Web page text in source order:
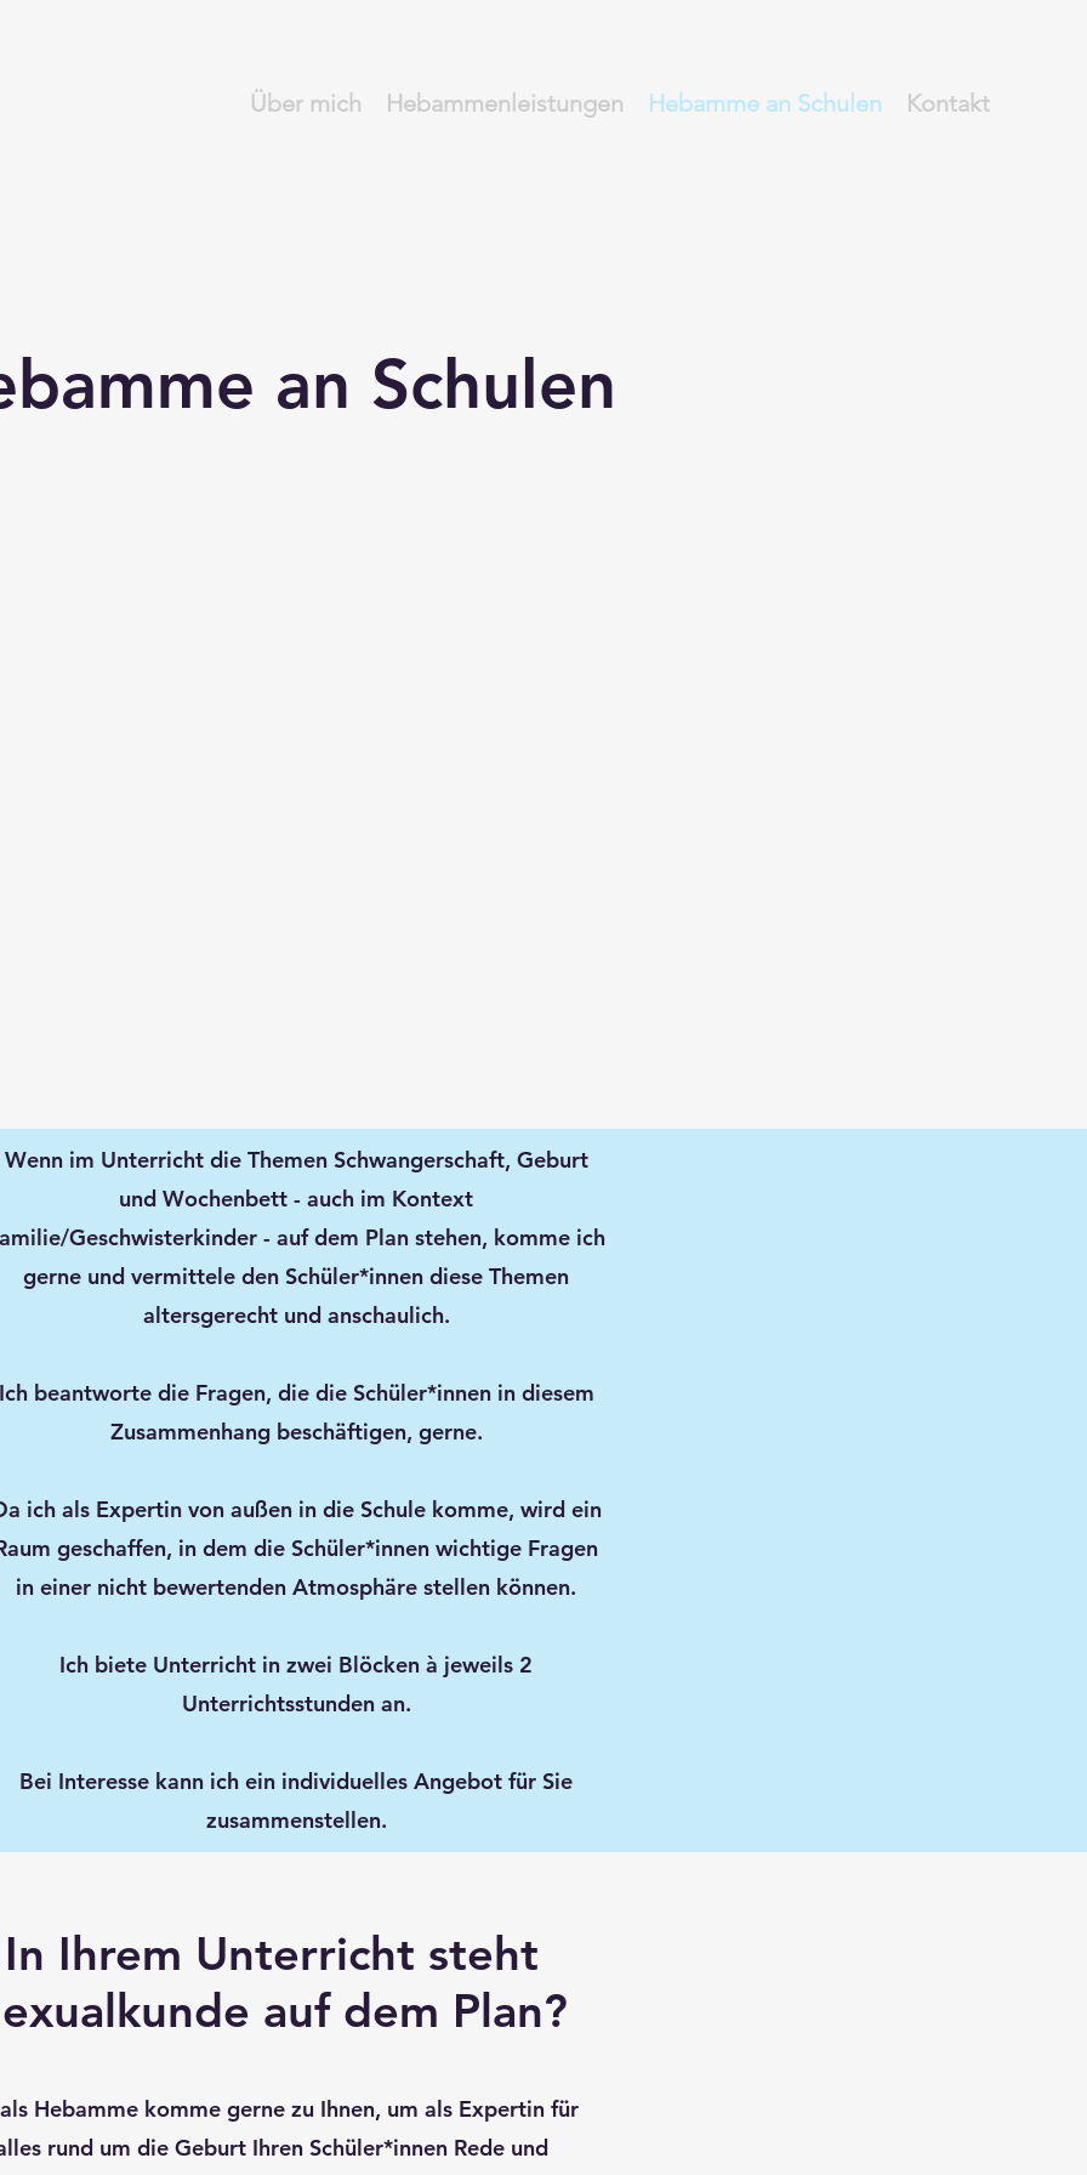
Über mich Hebammenleistungen Hebamme an Schulen Kontakt
an Schulen
Wenn im Unterricht die Themen Schwangerschaft, Geburt
und Wochenbett - auch im Kontext
Geschwisterkinder - auf dem Plan stehen, komme ich
gerne und vermittele den Schüler*innen diese Themen
altersgerecht und anschaulich.
beantworte die Fragen, die die Schüler*innen in diesem
Zusammenhang beschäftigen, gerne.
ich als Expertin von außen in die Schule komme, wird ein
geschaffen, in dem die Schüler*innen wichtige Fragen
in einer nicht bewertenden Atmosphäre stellen können.
Ich biete Unterricht in zwei Blöcken à jeweils 2
Unterrichtsstunden an.
Bei Interesse kann ich ein individuelles Angebot für Sie
zusammenstellen.
In Ihrem Unterricht steht
auf dem Plan?
Hebamme komme gerne zu Ihnen, um als Expertin für
rund um die Geburt Ihren Schüler*innen Rede und